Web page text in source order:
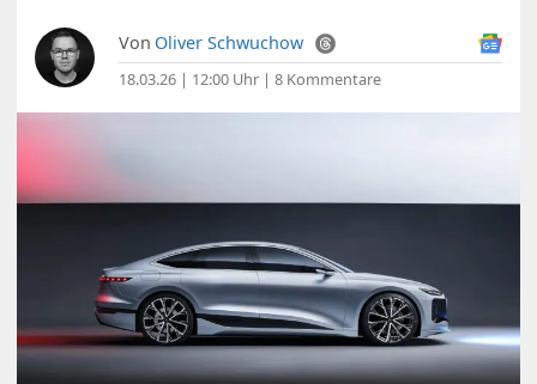
Von Oliver Schwuchow
18.03.26 | 12:00 Uhr |8 Kommentare